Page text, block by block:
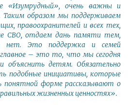
«Изумрудный», очень важны и
Таким образом мы поддерживаем
правоохранителей и всех тех,
СВО, отдаем дань памяти тем,
нет. Это поддержка и семей
– это то, что мы сегодня
объяснить детям. Обязательно
подобные инициативы, которые
понятной форме рассказывают о
жизненных ценностях».